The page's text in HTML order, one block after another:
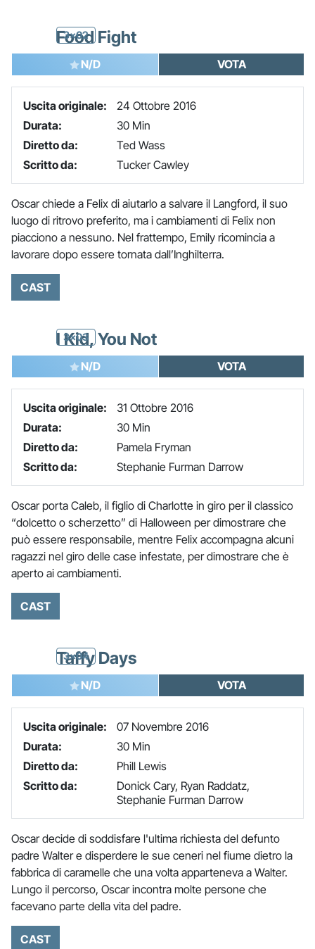
3x02
Food Fight
N/D VOTA
Uscita originale:
24 Ottobre 2016
Durata:
30 Min
Diretto da:
Ted Wass
Scritto da:
Tucker Cawley
Oscar chiede a Felix di aiutarlo a salvare il Langford, il suo
luogo di ritrovo preferito, ma i cambiamenti di Felix non
piacciono a nessuno. Nel frattempo, Emily ricomincia a
lavorare dopo essere tornata dall’Inghilterra.
CAST
3x03
I Kid, You Not
N/D VOTA
Uscita originale:
31 Ottobre 2016
Durata:
30 Min
Diretto da:
Pamela Fryman
Scritto da:
Stephanie Furman Darrow
Oscar porta Caleb, il figlio di Charlotte in giro per il classico
“dolcetto o scherzetto” di Halloween per dimostrare che
può essere responsabile, mentre Felix accompagna alcuni
ragazzi nel giro delle case infestate, per dimostrare che è
aperto ai cambiamenti.
CAST
3x04
Taffy Days
N/D VOTA
Uscita originale:
07 Novembre 2016
Durata:
30 Min
Diretto da:
Phill Lewis
Scritto da:
Donick Cary, Ryan Raddatz,
Stephanie Furman Darrow
Oscar decide di soddisfare l'ultima richiesta del defunto
padre Walter e disperdere le sue ceneri nel fiume dietro la
fabbrica di caramelle che una volta apparteneva a Walter.
Lungo il percorso, Oscar incontra molte persone che
facevano parte della vita del padre.
CAST